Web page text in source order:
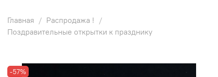
Главная
Распродажа !
Поздравительные открытки к празднику
-57%